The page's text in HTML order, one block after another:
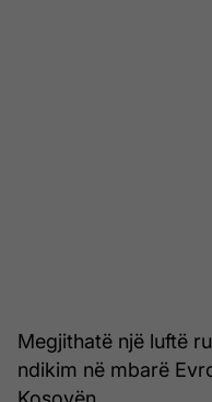
Megjithatë një luftë
ndikim në mbarë